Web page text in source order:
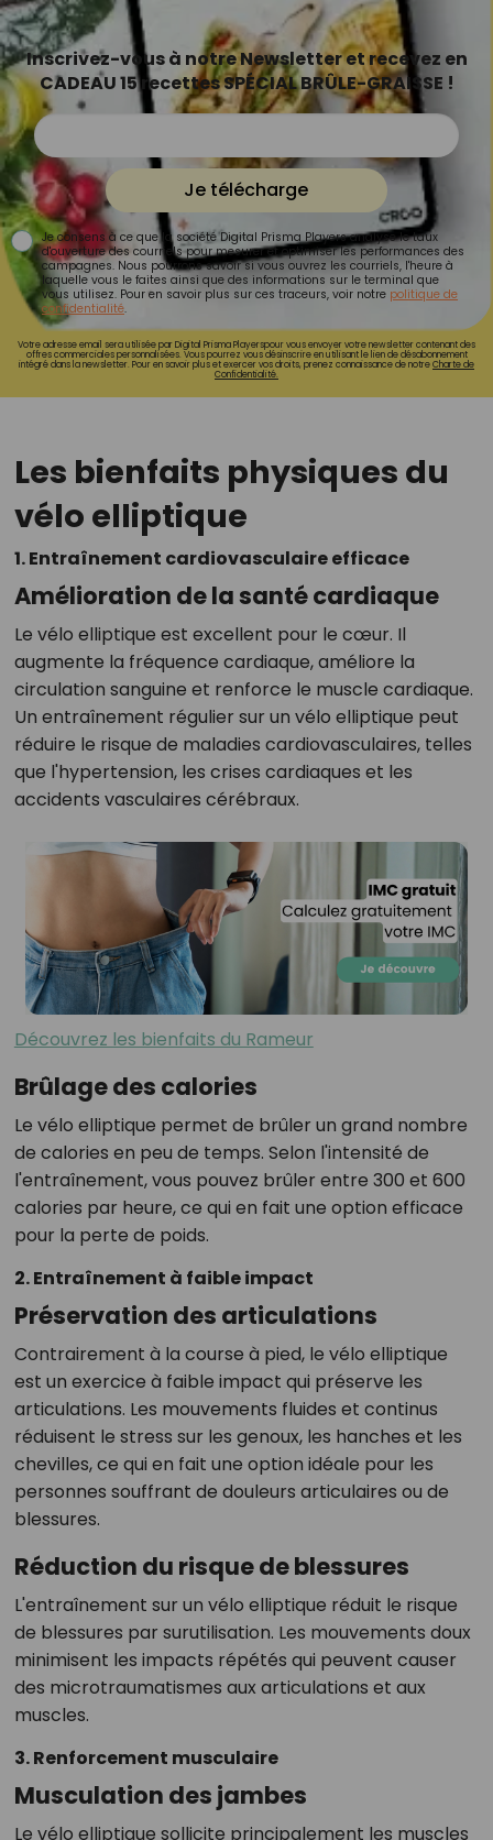
Inscrivez-vous à notre Newsletter et recevez en
CADEAU 15 recettes SPÉCIAL BRÛLE-GRAISSE !
Je télécharge
Je consens à ce que la société Digital Prisma Players analyse le taux
d'ouverture des courriels pour mesurer et optimiser les performances des
campagnes. Nous pourrons savoir si vous ouvrez les courriels, l'heure à
laquelle vous le faites ainsi que des informations sur le terminal que
vous utilisez. Pour en savoir plus sur ces traceurs, voir notre politique de
confidentialité.
Votre adresse email sera utilisée par Digital Prisma Playerspour vous envoyer votre newsletter contenant des
offres commerciales personnalisées. Vous pourrez vous désinscrire en utilisant le lien de désabonnement
intégré dans la newsletter. Pour en savoir plus et exercer vos droits, prenez connaissance de notreCharte de
Confidentialité.
Les bienfaits physiques du
vélo elliptique
1. Entraînement cardiovasculaire efficace
Amélioration de la santé cardiaque
Le vélo elliptique est excellent pour le cœur. Il
augmente la fréquence cardiaque, améliore la
circulation sanguine et renforce le muscle cardiaque.
Un entraînement régulier sur un vélo elliptique peut
réduire le risque de maladies cardiovasculaires, telles
que l'hypertension, les crises cardiaques et les
accidents vasculaires cérébraux.
Découvrez les bienfaits du Rameur
Brûlage des calories
Le vélo elliptique permet de brûler un grand nombre
de calories en peu de temps. Selon l'intensité de
l'entraînement, vous pouvez brûler entre 300 et 600
calories par heure, ce qui en fait une option efficace
pour la perte de poids.
2. Entraînement à faible impact
Préservation des articulations
Contrairement à la course à pied, le vélo elliptique
est un exercice à faible impact qui préserve les
articulations. Les mouvements fluides et continus
réduisent le stress sur les genoux, les hanches et les
chevilles, ce qui en fait une option idéale pour les
personnes souffrant de douleurs articulaires ou de
blessures.
Réduction du risque de blessures
L'entraînement sur un vélo elliptique réduit le risque
de blessures par surutilisation. Les mouvements doux
minimisent les impacts répétés qui peuvent causer
des microtraumatismes aux articulations et aux
muscles.
3. Renforcement musculaire
Musculation des jambes
Le vélo elliptique sollicite principalement les muscles